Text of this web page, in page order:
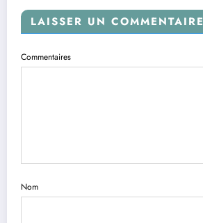
LAISSER UN COMMENTAIRE
Commentaires
Nom